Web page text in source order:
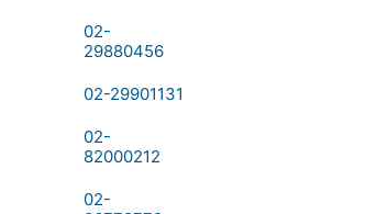
02-
29880456
02-29901131
02-
82000212
02-